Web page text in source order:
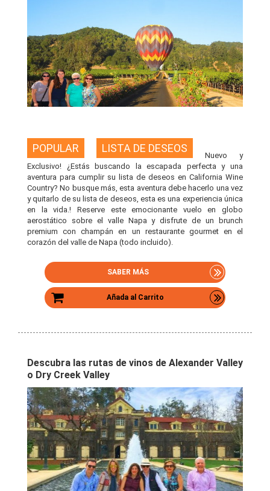
POPULAR LISTA DE DESEOS
Nuevo y
Exclusivo! ¿Estás buscando la escapada perfecta y una
aventura para cumplir su lista de deseos en California Wine
Country? No busque más, esta aventura debe hacerlo una vez
y quitarlo de su lista de deseos, esta es una experiencia única
en la vida.! Reserve este emocionante vuelo en globo
aerostático sobre el valle Napa y disfrute de un brunch
premium con champán en un restaurante gourmet en el
corazón del valle de Napa (todo incluido).
SABER MÁS
Añada al Carrito
Descubra las rutas de vinos de Alexander Valley
o Dry Creek Valley